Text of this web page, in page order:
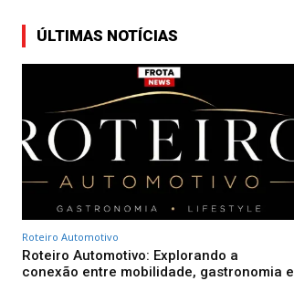
ÚLTIMAS NOTÍCIAS
Roteiro Automotivo
Roteiro Automotivo: Explorando a
conexão entre mobilidade, gastronomia e